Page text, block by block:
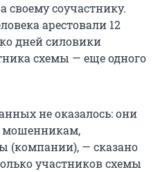
своему соучастнику.
арестовали 12
дней силовики
схемы — еще одного
не оказалось: они
мошенникам,
(компании), — сказано
участников схемы